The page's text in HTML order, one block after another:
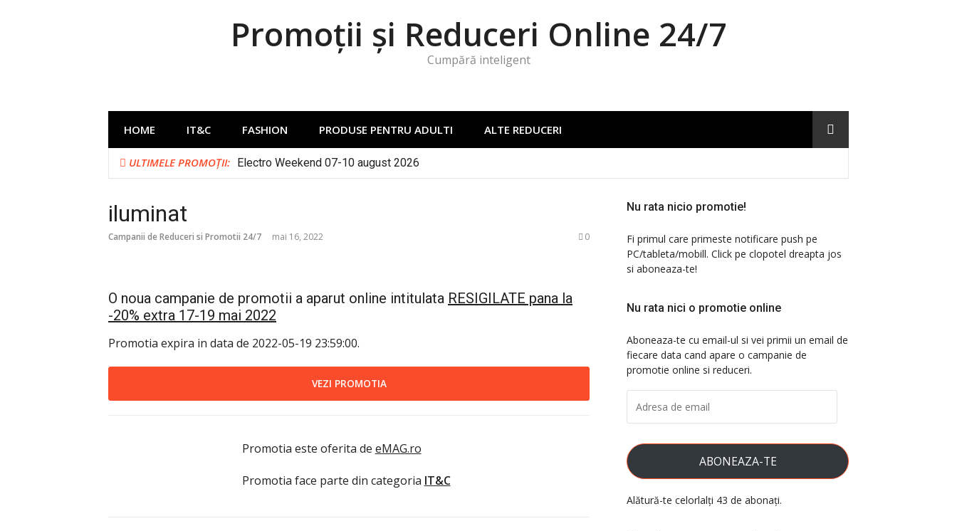
Promoții și Reduceri Online 24/7
Cumpără inteligent
HOME IT&C FASHION PRODUSE PENTRU ADULTI ALTE REDUCERI
ULTIMELE PROMOȚII: Electro Weekend 07-10 august 2026
Câștigă 2.000 € pentru o vacanță de cititor Cărțile te trimit în călătorie
iluminat
Campanii de Reduceri si Promotii 24/7 mai 16, 2022 0
O noua campanie de promotii a aparut online intitulata RESIGILATE pana la
-20% extra 17-19 mai 2022
Promotia expira in data de 2022-05-19 23:59:00.
VEZI PROMOTIA
Promotia este oferita de eMAG.ro
Promotia face parte din categoria IT&C
Nu rata nicio promotie!
Fi primul care primeste notificare push pe
PC/tableta/mobill. Click pe clopotel dreapta jos
si aboneaza-te!
Nu rata nici o promotie online
Aboneaza-te cu email-ul si vei primii un email de
fiecare data cand apare o campanie de
promotie online si reduceri.
DE
EMAIL
ABONEAZA-TE
Alătură-te celorlalți 43 de abonați.